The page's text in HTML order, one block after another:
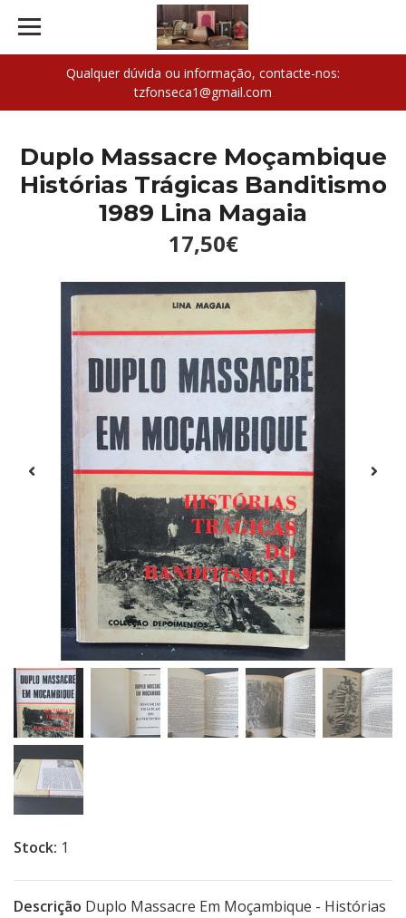
Qualquer dúvida ou informação, contacte-nos:
tzfonseca1@gmail.com
Duplo Massacre Moçambique
Histórias Trágicas Banditismo
1989 Lina Magaia
17,50€
Stock: 1
Descrição Duplo Massacre Em Moçambique - Histórias